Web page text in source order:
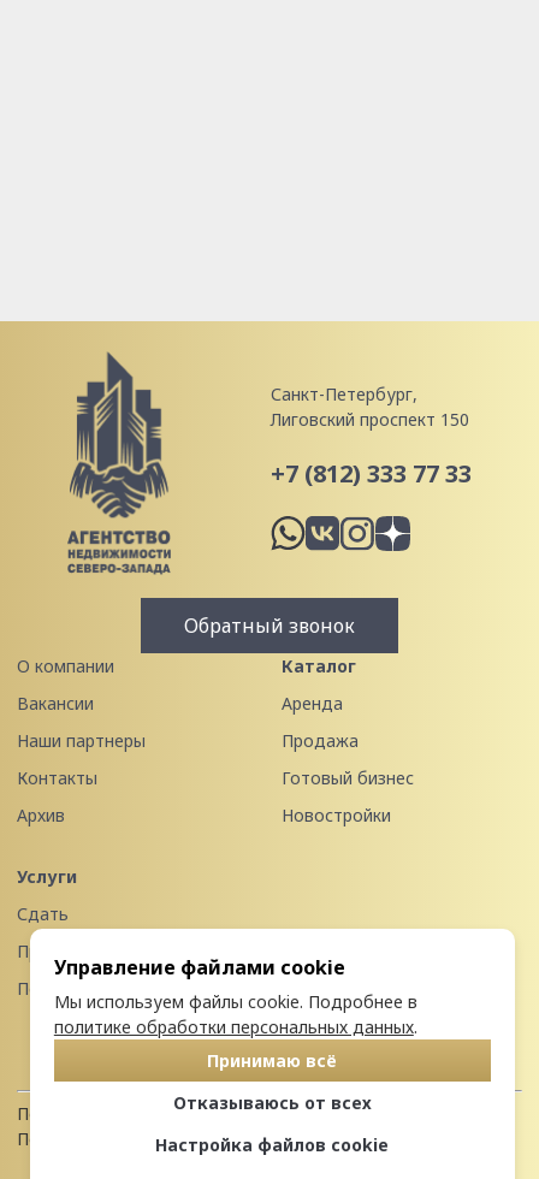
Санкт-Петербург,
Лиговский проспект 150
+7 (812) 333 77 33
Обратный звонок
О компании
Вакансии
Наши партнеры
Контакты
Архив
Каталог
Аренда
Продажа
Готовый бизнес
Новостройки
Услуги
Сдать
Продать
Передать в управление
Политика конфиденциальности
Пользовательское соглашение
Управление файлами cookie
Мы используем файлы cookie. Подробнее в
политике обработки персональных данных.
Принимаю всё
Отказываюсь от всех
Настройка файлов cookie